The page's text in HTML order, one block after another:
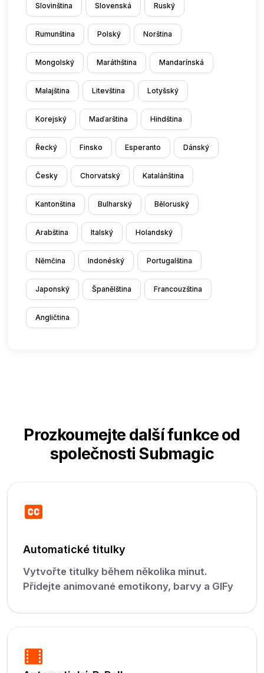
Slovinština Slovenská Ruský
Rumunština Polský Norština
Mongolský Maráthština Mandarínská
Malajština Litevština Lotyšský
Korejský Maďarština Hindština
Řecký Finsko Esperanto Dánský
Česky Chorvatský Katalánština
Kantonština Bulharský Běloruský
Arabština Italský Holandský
Němčina Indonéský Portugalština
Japonský Španělština Francouzština
Angličtina
Prozkoumejte další funkce od
společnosti Submagic
Automatické titulky
Vytvořte titulky během několika minut.
Přidejte animované emotikony, barvy a GIFy